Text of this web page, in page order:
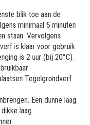
blik toe aan de
minimaal 5 minuten
staan. Vervolgens
is klaar voor gebruik
is 2 uur (bij 20°C).
Tegelgrondverf
Een dunne laag
laag